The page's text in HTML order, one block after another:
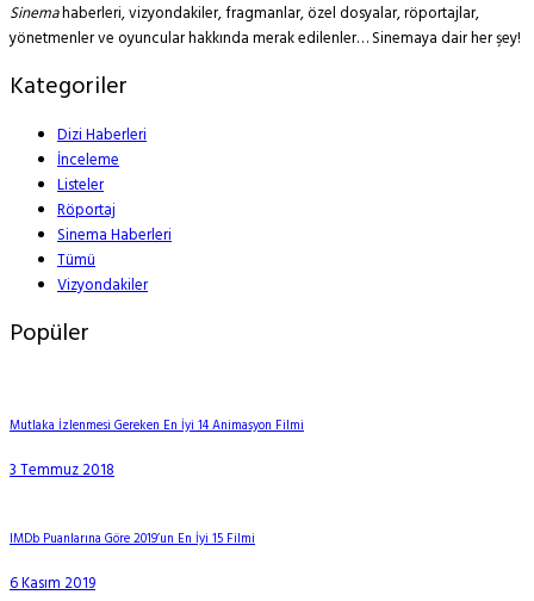
Sinemahaberleri, vizyondakiler, fragmanlar, özel dosyalar, röportajlar,
yönetmenler ve oyuncular hakkında merak edilenler… Sinemaya dair her şey!
Kategoriler
Dizi Haberleri
İnceleme
Listeler
Röportaj
Sinema Haberleri
Tümü
Vizyondakiler
Popüler
Mutlaka İzlenmesi Gereken En İyi 14 Animasyon Filmi
3 Temmuz 2018
IMDb Puanlarına Göre 2019’un En İyi 15 Filmi
6 Kasım 2019